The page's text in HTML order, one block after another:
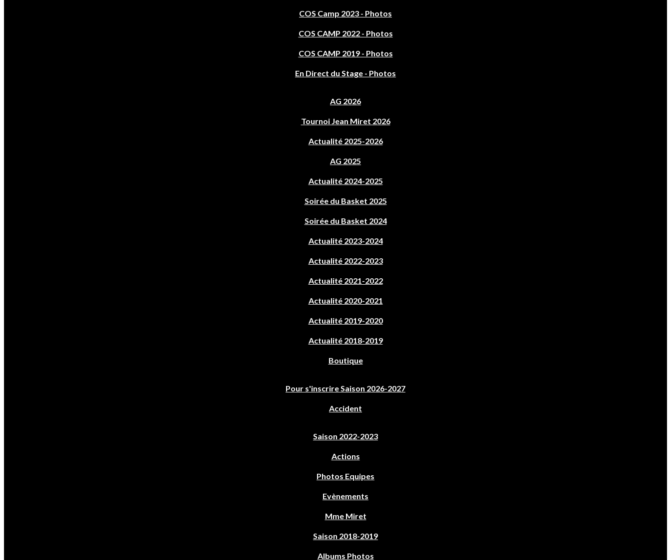
COS Camp 2023 - Photos
COS CAMP 2022 - Photos
COS CAMP 2019 - Photos
En Direct du Stage - Photos
AG 2026
Tournoi Jean Miret 2026
Actualité 2025-2026
AG 2025
Actualité 2024-2025
Soirée du Basket 2025
Soirée du Basket 2024
Actualité 2023-2024
Actualité 2022-2023
Actualité 2021-2022
Actualité 2020-2021
Actualité 2019-2020
Actualité 2018-2019
Boutique
Pour s'inscrire Saison 2026-2027
Accident
Saison 2022-2023
Actions
Photos Equipes
Evènements
Mme Miret
Saison 2018-2019
Albums Photos